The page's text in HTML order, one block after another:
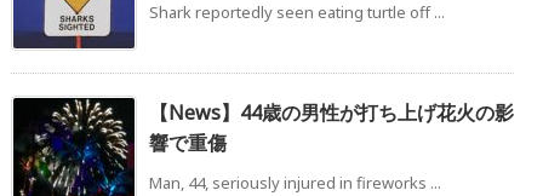
Shark reportedly seen eating turtle off ...
【News】44歳の男性が打ち上げ花火の影
響で重傷
Man, 44, seriously injured in fireworks ...